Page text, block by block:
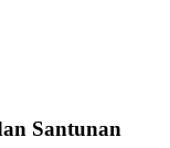
Santunan